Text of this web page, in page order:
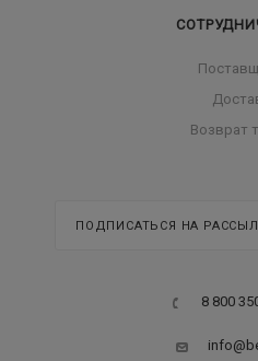
Возврат
ПОДПИСАТЬСЯ НА
8 800